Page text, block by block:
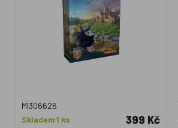
MI306626
Skladem 1 ks
399 Kč